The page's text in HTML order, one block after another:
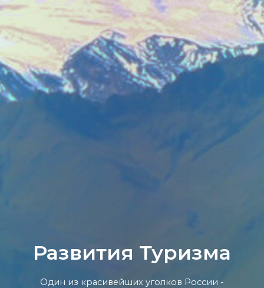
Развития Туризма
Один из красивейших уголков России -